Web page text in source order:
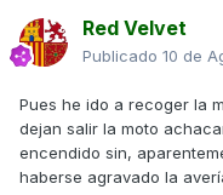
los llevo a 60º (una
Este método me ha
Un saludo
Red Velvet
Publicado 10 de
Pues he ido a recoger la
dejan salir la moto
encendido sin,
haberse agravado la